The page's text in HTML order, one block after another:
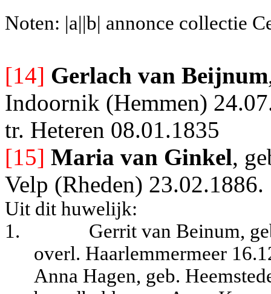
Noten: |a||b| annonce collectie
[14] Gerlach van Beijnum
Indoornik (Hemmen)
tr. Heteren 08.01.1835
[15] Maria van Ginkel,
Velp (Rheden) 23.02.1886.
Uit dit huwelijk:
1.
Gerrit van Beinum,
overl. Haarlemmermeer
Anna Hagen, geb.